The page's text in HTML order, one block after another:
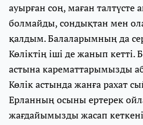
ауырған соң, маған талтүсте
болмайды, сондықтан мен
қалдым. Балаларымның да
Көліктің іші де жанып кетті.
астына карематтарымызды
Көлік астында жанға рахат
Ерланның осыны ертерек
жағдайымызды жасап